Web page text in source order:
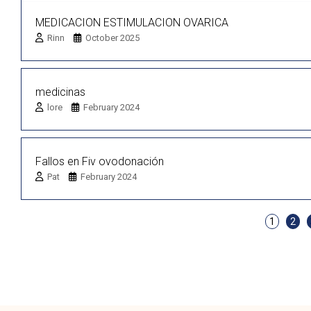
MEDICACION ESTIMULACION OVARICA
Rinn October 2025
medicinas
lore February 2024
Fallos en Fiv ovodonación
Pat February 2024
1 2